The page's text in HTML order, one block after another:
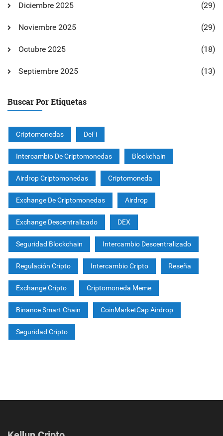
Diciembre 2025 (29)
Noviembre 2025 (29)
Octubre 2025 (18)
Septiembre 2025 (13)
Buscar Por Etiquetas
Criptomonedas DeFi
Intercambio De Criptomonedas Blockchain
Airdrop Criptomonedas Criptomoneda
Exchange De Criptomonedas Airdrop
Exchange Descentralizado DEX
Seguridad Blockchain Intercambio Descentralizado
Regulación Cripto Intercambio Cripto Reseña
Exchange Cripto Criptomoneda Meme
Binance Smart Chain CoinMarketCap Airdrop
Seguridad Cripto